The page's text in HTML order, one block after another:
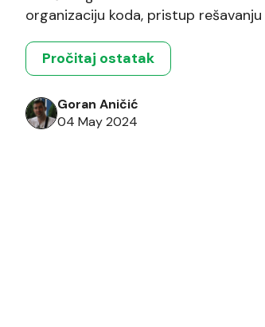
organizaciju koda, pristup
veštine. Izdvojili smo za vas 5 […]
Pročitaj ostatak
Goran Aničić
04 May 2024